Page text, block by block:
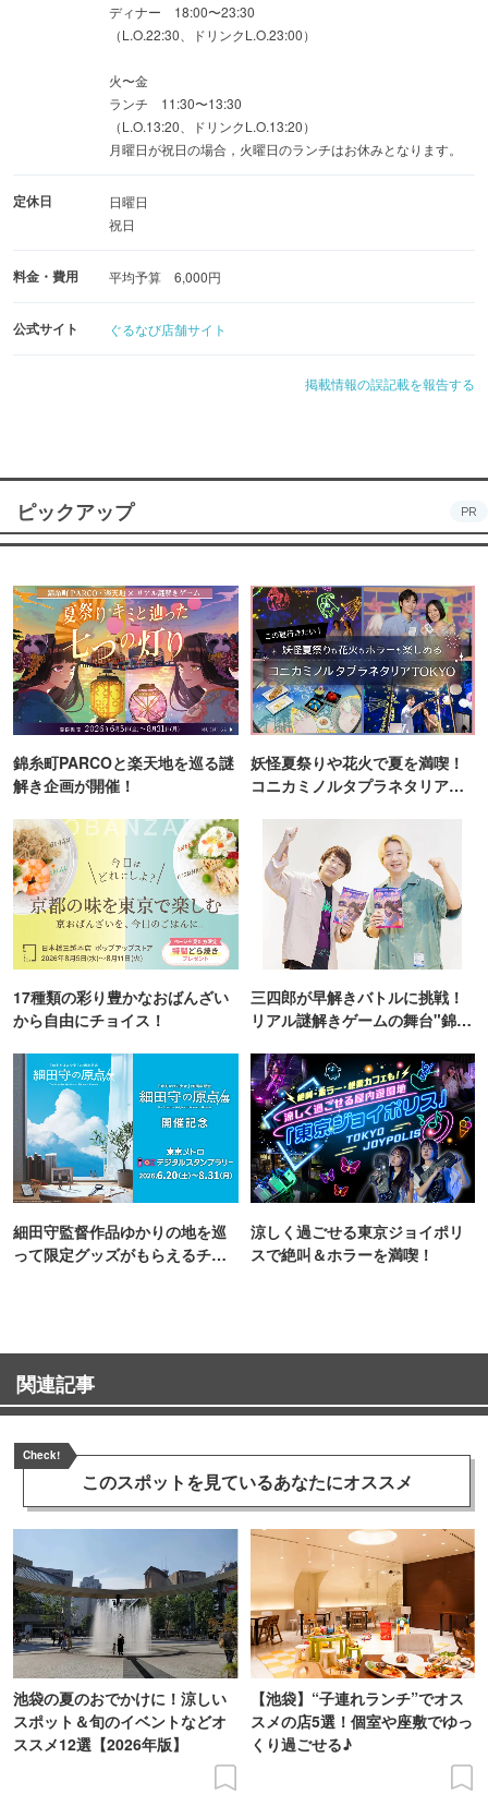
ディナー 18:00〜23:30
（L.O.22:30、ドリンクL.O.23:00）
火〜金
ランチ 11:30〜13:30
（L.O.13:20、ドリンクL.O.13:20）
月曜日が祝日の場合，火曜日のランチはお休みとなります。
定休日
日曜日
祝日
料金・費用 平均予算 6,000円
公式サイト ぐるなび店舗サイト
掲載情報の誤記載を報告する
ピックアップ PR
錦糸町PARCOと楽天地を巡る謎
解き企画が開催！
妖怪夏祭りや花火で夏を満喫！
コニカミノルタプラネタリア
17種類の彩り豊かなおばんざい
から自由にチョイス！
三四郎が早解きバトルに挑戦！
リアル謎解きゲームの舞台"錦糸
細田守監督作品ゆかりの地を巡
って限定グッズがもらえるチャ
涼しく過ごせる東京ジョイポリ
スで絶叫＆ホラーを満喫！
関連記事
Check!
このスポットを見ているあなたにオススメ
池袋の夏のおでかけに！涼しい
スポット＆旬のイベントなどオ
ススメ12選【2026年版】
【池袋】“子連れランチ”でオス
スメの店5選！個室や座敷でゆっ
くり過ごせる♪